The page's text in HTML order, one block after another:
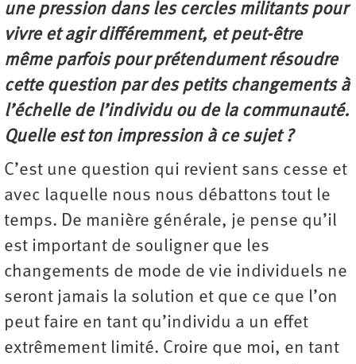
une pression dans les cercles militants pour
vivre et agir différemment, et peut-être
même parfois pour prétendument résoudre
cette question par des petits changements à
l’échelle de l’individu ou de la communauté.
Quelle est ton impression à ce sujet ?
C’est une question qui revient sans cesse et
avec laquelle nous nous débattons tout le
temps. De manière générale, je pense qu’il
est important de souligner que les
changements de mode de vie individuels ne
seront jamais la solution et que ce que l’on
peut faire en tant qu’individu a un effet
extrêmement limité. Croire que moi, en tant